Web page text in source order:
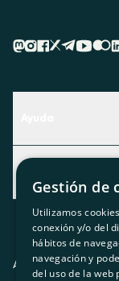
Descubre qué
Contacto
Actualidad
El rincón de la
Prensa
Aviso legalPolítica
Gestión de
Utilizamos
conexión y/o del
hábitos de
navegación y
del uso de la web